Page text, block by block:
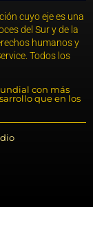
cuyo eje es una
del Sur y de la
humanos y
Todos los
con más
que en los